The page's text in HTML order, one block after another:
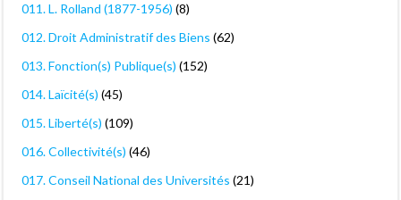
011. L. Rolland (1877-1956) (8)
012. Droit Administratif des Biens (62)
013. Fonction(s) Publique(s) (152)
014. Laïcité(s) (45)
015. Liberté(s) (109)
016. Collectivité(s) (46)
017. Conseil National des Universités (21)